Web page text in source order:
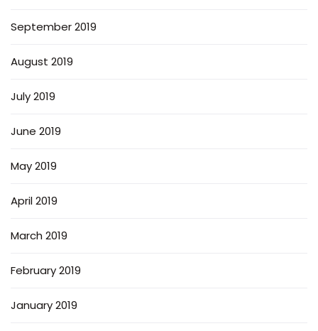
September 2019
August 2019
July 2019
June 2019
May 2019
April 2019
March 2019
February 2019
January 2019